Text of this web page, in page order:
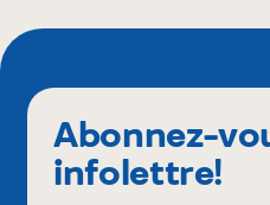
Abonnez-
infolettre!